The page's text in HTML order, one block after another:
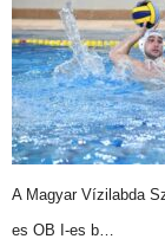
A Magyar Vízilabda
es OB I-es b…